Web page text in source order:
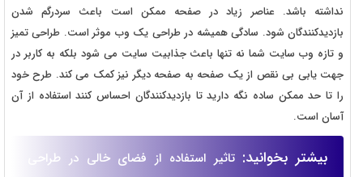
نداشته باشد. عناصر زیاد در صفحه ممکن است باعث سردرگم شدن
بازدیدکنندگان شود. سادگی همیشه در طراحی یک وب موثر است. طراحی تمیز
و تازه وب سایت شما نه تنها باعث جذابیت سایت می شود بلکه به کاربر در
جهت یابی بی نقص از یک صفحه به صفحه دیگر نیز کمک می کند. طرح خود
را تا حد ممکن ساده نگه دارید تا بازدیدکنندگان احساس کنند استفاده از آن
آسان است.
بیشتر بخوانید:تاثیر استفاده از فضای خالی در طراحی